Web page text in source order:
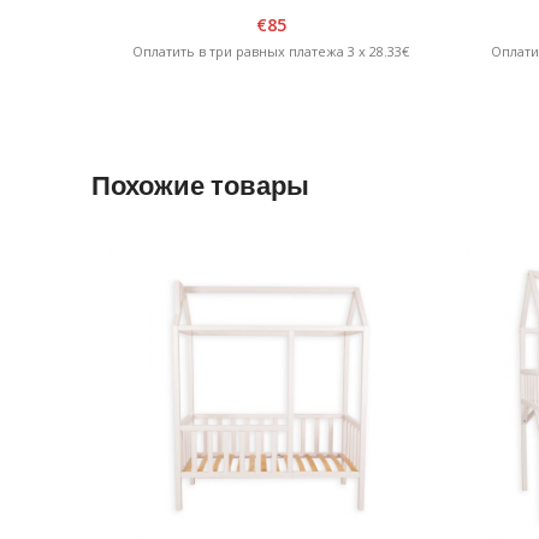
белый/графит
€85
Оплатить в три равных платежа 3 x 28.33€
Похожие товары